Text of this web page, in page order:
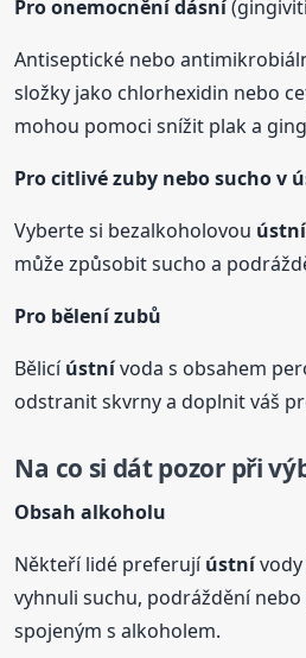
Pro onemocnění dásní
Antiseptické nebo
složky jako chlorhexidin nebo
mohou pomoci snížit plak a
Pro citlivé zuby nebo sucho v
Vyberte si bezalkoholovou ústní
může způsobit sucho a
Pro bělení zubů
Bělicíústnívoda s obsahem
odstranit skvrny a doplnit váš
Na co si dát pozor při
Obsah alkoholu
Někteří lidé preferujíústnívody
vyhnuli suchu, podráždění
spojeným s alkoholem.